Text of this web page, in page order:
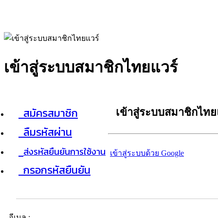
เข้าสู่ระบบสมาชิกไทยแวร์
สมัครสมาชิก
ลืมรหัสผ่าน
ส่งรหัสยืนยันการใช้งาน
กรอกรหัสยืนยัน
เข้าสู่ระบบสมาชิกไท
เข้าสู่ระบบด้วย Google